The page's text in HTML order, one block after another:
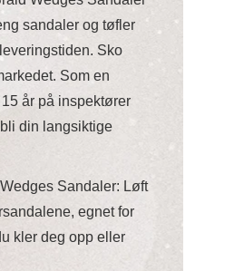
sandaler og tøfler
Sko
Som en
år på inspektører
din langsiktige
Sandaler: Løft
egnet for
kler deg opp eller